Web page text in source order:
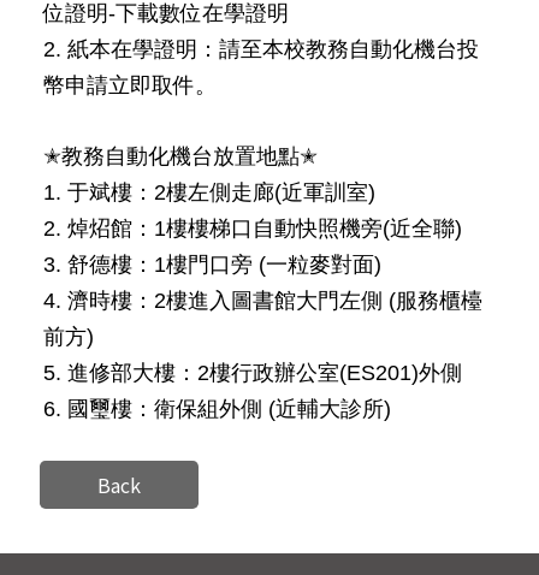
位證明-下載數位在學證明
2. 紙本在學證明：請至本校教務自動化機台投
幣申請立即取件。
✭教務自動化機台放置地點✭
1. 于斌樓：2樓左側走廊(近軍訓室)
2. 焯炤館：1樓樓梯口自動快照機旁(近全聯)
3. 舒德樓：1樓門口旁 (一粒麥對面)
4. 濟時樓：2樓進入圖書館大門左側 (服務櫃檯
前方)
5. 進修部大樓：2樓行政辦公室(ES201)外側
6. 國璽樓：衛保組外側 (近輔大診所)
Back